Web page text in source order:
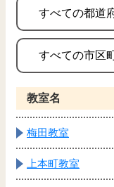
教室名
梅田教室
上本町教室